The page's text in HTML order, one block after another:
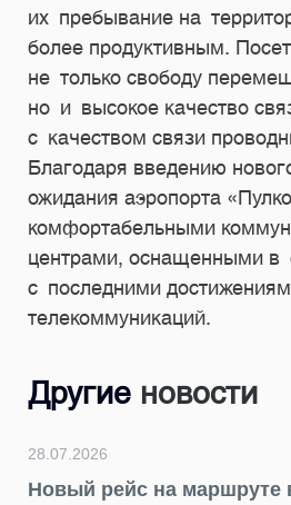
их пребывание на
более продуктивным.
не только свободу
но и высокое качество
с качеством связи
Благодаря введению
ожидания аэропорта
комфортабельными
центрами, оснащенными в
с последними
телекоммуникаций.
Другие новости
24.07.2026
Подводим итоги